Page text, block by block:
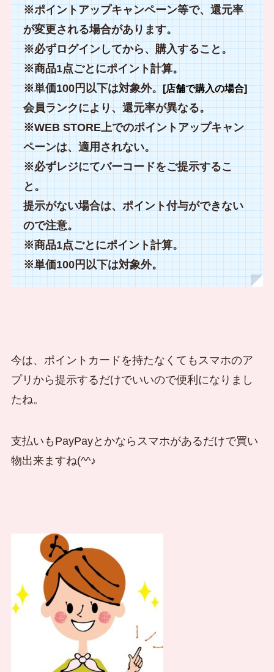
※ポイントアップキャンペーン等で、還元率
が変更される場合があります。
※必ずログインしてから、購入すること。
※商品1点ごとにポイント計算。
※単価100円以下は対象外。[店舗で購入の場合]
会員ランクにより、還元率が異なる。
※WEB STORE上でのポイントアップキャン
ペーンは、適用されない。
※必ずレジにてバーコードをご提示するこ
と。
提示がない場合は、ポイント付与ができない
ので注意。
※商品1点ごとにポイント計算。
※単価100円以下は対象外。
今は、ポイントカードを持たなくてもスマホのア
プリから提示するだけでいいので便利になりまし
たね。
支払いもPayPayとかならスマホがあるだけで買い
物出来ますね(^^♪